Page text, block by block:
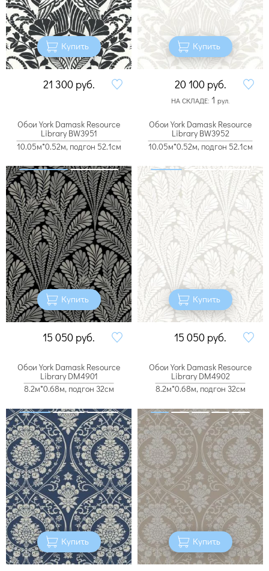
Купить
21 300 руб.
Купить
20 100 руб.
НА СКЛАДЕ: 1 рул.
Обои York Damask Resource
Library BW3951
10.05м*0.52м, подгон 52.1см
Купить
15 050 руб.
Обои York Damask Resource
Library BW3952
10.05м*0.52м, подгон 52.1см
Купить
15 050 руб.
Обои York Damask Resource
Library DM4901
8.2м*0.68м, подгон 32см
Купить
Обои York Damask Resource
Library DM4902
8.2м*0.68м, подгон 32см
Купить